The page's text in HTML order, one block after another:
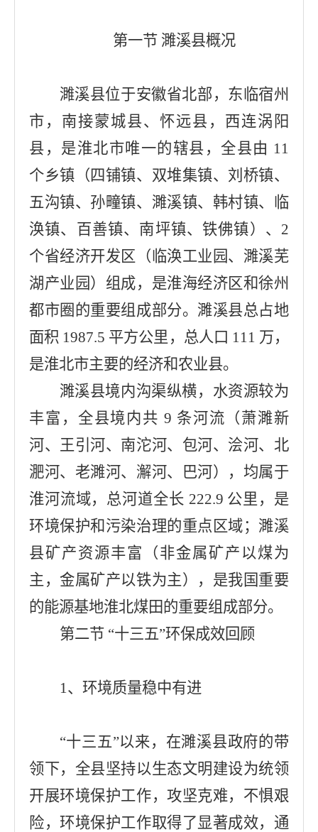
第一节 濉溪县概况
濉溪县位于安徽省北部，东临宿州
市，南接蒙城县、怀远县，西连涡阳
县，是淮北市唯一的辖县，全县由 11
个乡镇（四铺镇、双堆集镇、刘桥镇、
五沟镇、孙疃镇、濉溪镇、韩村镇、临
涣镇、百善镇、南坪镇、铁佛镇）、2
个省经济开发区（临涣工业园、濉溪芜
湖产业园）组成，是淮海经济区和徐州
都市圈的重要组成部分。濉溪县总占地
面积 1987.5 平方公里，总人口 111 万，
是淮北市主要的经济和农业县。
濉溪县境内沟渠纵横，水资源较为
丰富，全县境内共 9 条河流（萧濉新
河、王引河、南沱河、包河、浍河、北
淝河、老濉河、澥河、巴河），均属于
淮河流域，总河道全长 222.9 公里，是
环境保护和污染治理的重点区域；濉溪
县矿产资源丰富（非金属矿产以煤为
主，金属矿产以铁为主），是我国重要
的能源基地淮北煤田的重要组成部分。
第二节 “十三五”环保成效回顾
1、环境质量稳中有进
“十三五”以来，在濉溪县政府的带
领下，全县坚持以生态文明建设为统领
开展环境保护工作，攻坚克难，不惧艰
险，环境保护工作取得了显著成效，通